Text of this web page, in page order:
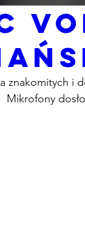
znakomitych i
Mikrofony